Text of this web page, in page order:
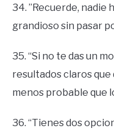
34. ”Recuerde, nadie
grandioso sin pasar
35. “Si no te das un
resultados claros
menos probable que
36. “Tienes dos